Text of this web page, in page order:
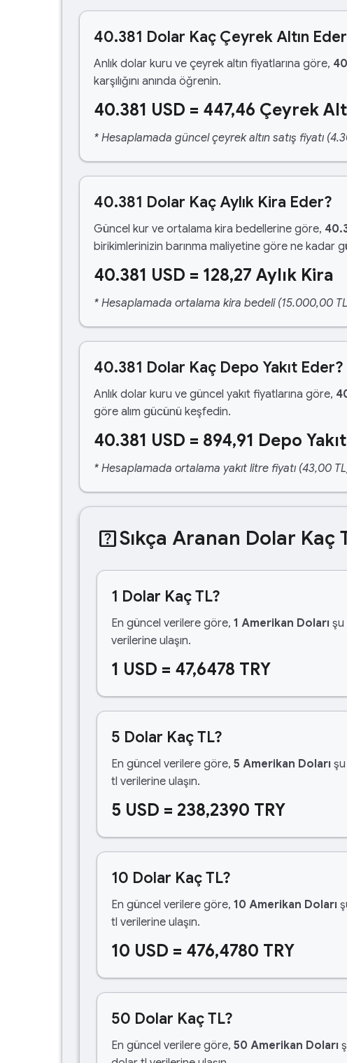
40.381 Dolar Kaç Çeyrek Altın
Anlık dolar kuru ve çeyrek altın fiyatlarına göre,
karşılığını anında öğrenin.
40.381 USD = 447,46 Çeyrek
* Hesaplamada güncel çeyrek altın satış fiyatı
40.381 Dolar Kaç Aylık Kira Eder?
Güncel kur ve ortalama kira bedellerine göre,
birikimlerinizin barınma maliyetine göre ne kadar
40.381 USD = 128,27 Aylık Kira
* Hesaplamada ortalama kira bedeli (15.000,00
40.381 Dolar Kaç Depo Yakıt Eder?
Anlık dolar kuru ve güncel yakıt fiyatlarına göre,
göre alım gücünü keşfedin.
40.381 USD = 894,91 Depo Yakıt
* Hesaplamada ortalama yakıt litre fiyatı (43,00
help_centerSıkça Aranan Dolar Kaç
1 Dolar Kaç TL?
En güncel verilere göre, 1 Amerikan Doları şu
verilerine ulaşın.
1 USD = 47,6478 TRY
5 Dolar Kaç TL?
En güncel verilere göre, 5 Amerikan Doları
tl verilerine ulaşın.
5 USD = 238,2390 TRY
10 Dolar Kaç TL?
En güncel verilere göre, 10 Amerikan Doları
tl verilerine ulaşın.
10 USD = 476,4780 TRY
50 Dolar Kaç TL?
En güncel verilere göre, 50 Amerikan Doları